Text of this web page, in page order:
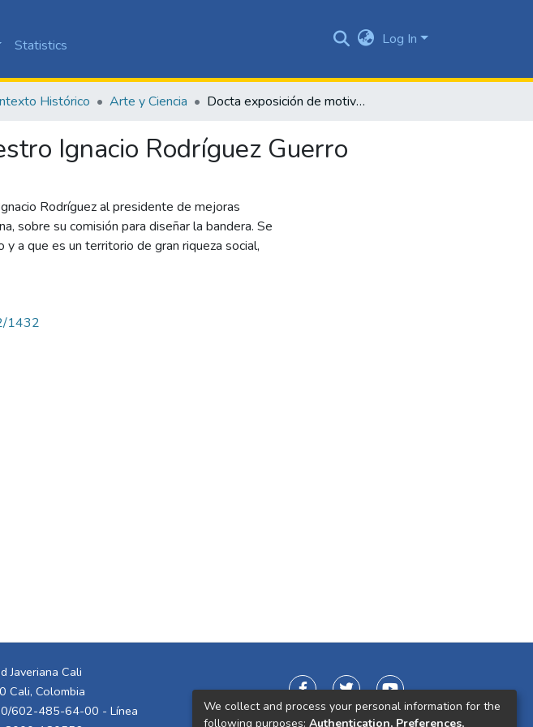
Statistics Log In
Histórico Arte y Ciencia Docta exposición de motivos hace el maestro Ignacio Rodríguez Guerro
Ignacio Rodríguez Guerro
Rodríguez al presidente de mejoras
sobre su comisión para diseñar la bandera. Se
a que es un territorio de gran riqueza social,
1432
Javeriana Cali
Cali, Colombia
602-485-64-00 - Línea
We collect and process your personal information for the
following purposes: Authentication, Preferences,